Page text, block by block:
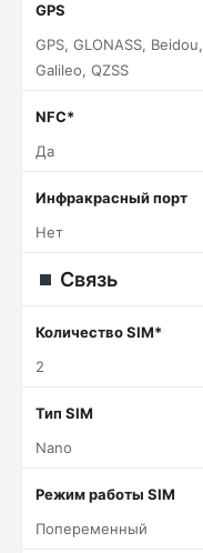
GPS
GPS, GLONASS, Beidou,
Galileo, QZSS
NFC*
Да
Инфракрасный порт
Нет
Связь
Количество SIM*
2
Тип SIM
Nano
Режим работы SIM
Попеременный